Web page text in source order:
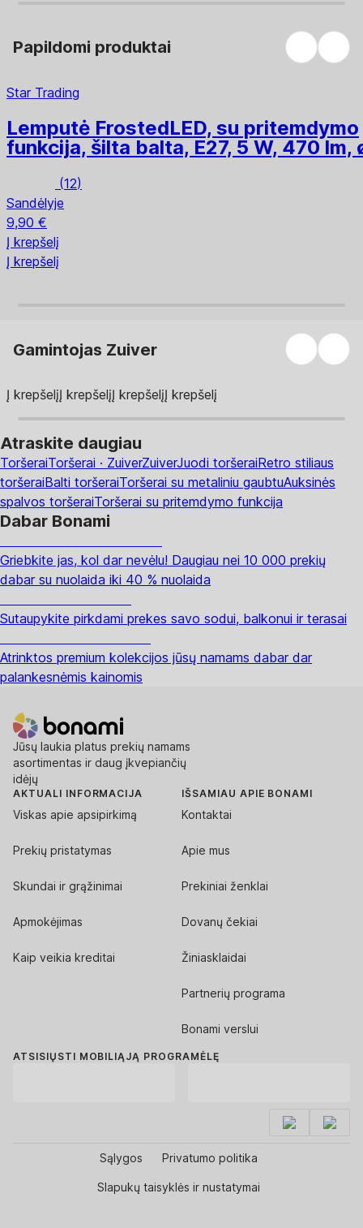
Papildomi produktai
Star Trading
Lemputė FrostedLED, su pritemdymo
funkcija, šilta balta, E27, 5 W, 470 lm,
(12)
Sandėlyje
9,90 €
Į krepšelį
Į krepšelį
Gamintojas Zuiver
Į krepšelįĮ krepšelįĮ krepšelįĮ krepšelį
Atraskite daugiau
ToršeraiToršerai · ZuiverZuiverJuodi toršeraiRetro stiliaus
toršeraiBalti toršeraiToršerai su metaliniu gaubtuAuksinės
spalvos toršeraiToršerai su pritemdymo funkcija
Dabar Bonami
Griebkite jas, kol dar nevėlu! Daugiau nei 10 000 prekių
dabar su nuolaida iki 40 % nuolaida
Sutaupykite pirkdami prekes savo sodui, balkonui ir terasai
Atrinktos premium kolekcijos jūsų namams dabar dar
palankesnėmis kainomis
Jūsų laukia platus prekių namams
asortimentas ir daug įkvepiančių
idėjų
AKTUALI INFORMACIJA
Viskas apie apsipirkimą
Prekių pristatymas
Skundai ir grąžinimai
Apmokėjimas
Kaip veikia kreditai
IŠSAMIAU APIE BONAMI
Kontaktai
Apie mus
Prekiniai ženklai
Dovanų čekiai
Žiniasklaidai
Partnerių programa
Bonami verslui
ATSISIŲSTI MOBILIĄJĄ PROGRAMĖLĘ
Sąlygos Privatumo politika
Slapukų taisyklės ir nustatymai